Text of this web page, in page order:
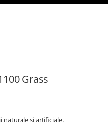
Grass
naturale si artificiale,